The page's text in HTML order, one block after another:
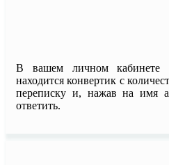
В вашем личном
находится конвертик с
переписку и, нажав на имя
ответить.